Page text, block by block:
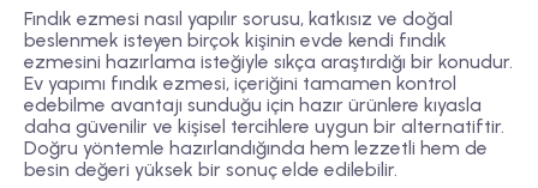
Fındık ezmesi nasıl yapılır sorusu, katkısız ve doğal
beslenmek isteyen birçok kişinin evde kendi fındık
ezmesini hazırlama isteğiyle sıkça araştırdığı bir konudur.
Ev yapımı fındık ezmesi, içeriğini tamamen kontrol
edebilme avantajı sunduğu için hazır ürünlere kıyasla
daha güvenilir ve kişisel tercihlere uygun bir alternatiftir.
Doğru yöntemle hazırlandığında hem lezzetli hem de
besin değeri yüksek bir sonuç elde edilebilir.